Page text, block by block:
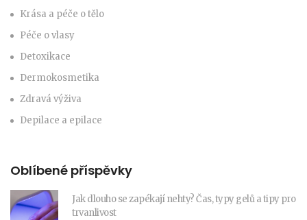
Krása a péče o tělo
Péče o vlasy
Detoxikace
Dermokosmetika
Zdravá výživa
Depilace a epilace
Oblíbené příspěvky
Jak dlouho se zapékají nehty? Čas, typy gelů a tipy pro
trvanlivost